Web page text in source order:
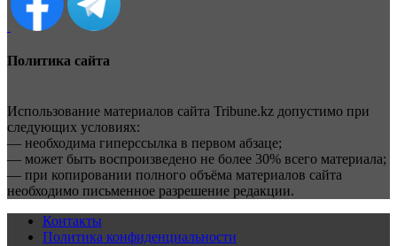
Политика сайта
Использование материалов сайта Tribune.kz допустимо при
следующих условиях:
— необходима гиперссылка в первом абзаце;
— может быть воспроизведено не более 30% всего материала;
— при копировании полного объёма материалов сайта
необходимо письменное разрешение редакции.
Контакты
Политика конфиденциальности